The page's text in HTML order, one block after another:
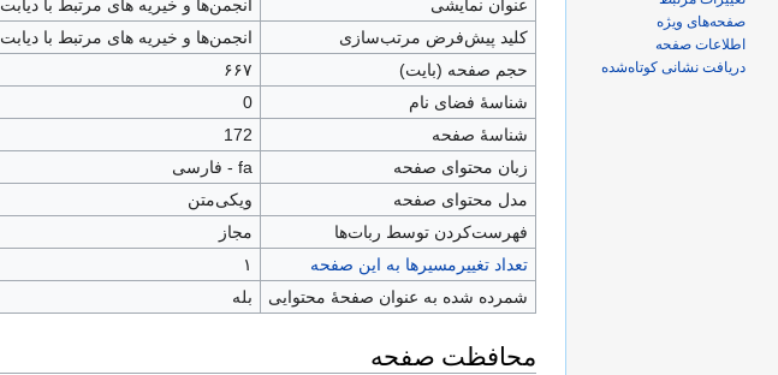
عنوان نمایشی
انجمن‌ها و خیریه های مرتبط با دیابت
کلید پیش‌فرض مرتب‌سازی
انجمن‌ها و خیریه های مرتبط با دیابت
حجم صفحه (بایت)
۶۶۷
شناسهٔ فضای نام
0
شناسهٔ صفحه
172
زبان محتوای صفحه
fa - فارسی
مدل محتوای صفحه
ویکی‌متن
‌فهرست‌کردن توسط ربات‌ها
مجاز
تعداد تغییرمسیرها به این صفحه
۱
شمرده شده به عنوان صفحهٔ محتوایی
بله
محافظت صفحه
صفحه‌های ویژه
اطلاعات صفحه
دریافت نشانی کوتاه‌شده